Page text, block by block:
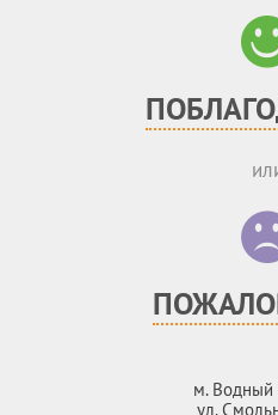
м. Водный
ул.